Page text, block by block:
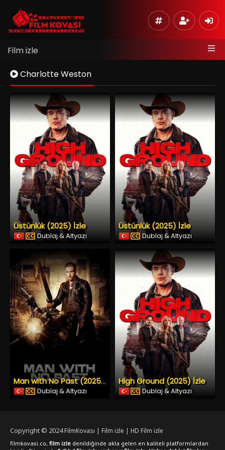
Film izle
Charlotte Weston
Üstünlük (2025) İzle
Dublaj & Altyazı
Üstünlük (2025) İzle
Dublaj & Altyazı
Man with No Past (2025) İzle
Dublaj & Altyazı
High Ground (2025) İzle
Dublaj & Altyazı
Copyright © 2024FilmKovası | Film izle | HD Film izle
filmkovasi.co, film izle denildiğinde akla gelen en kaliteli platformlardan